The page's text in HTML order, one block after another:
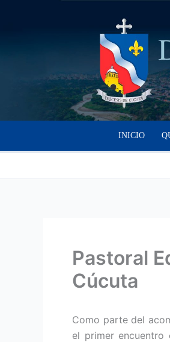
INICIO
Pastoral
Cúcuta
Como parte del
el primer